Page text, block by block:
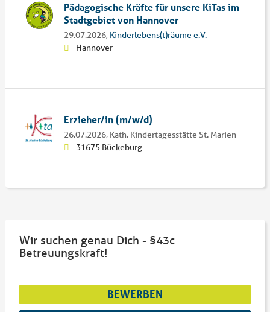
Pädagogische Kräfte für unsere KiTas im
Stadtgebiet von Hannover
29.07.2026, Kinderlebens(t)räume e.V.
Hannover
Erzieher/in (m/w/d)
26.07.2026, Kath. Kindertagesstätte St. Marien
31675 Bückeburg
Wir suchen genau Dich - §43c
Betreuungskraft!
BEWERBEN